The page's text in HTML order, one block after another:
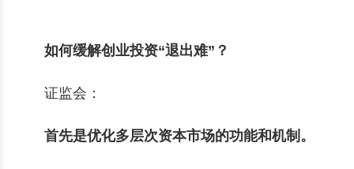
如何缓解创业投资“退出难”？
证监会：
首先是优化多层次资本市场的功能和机制。